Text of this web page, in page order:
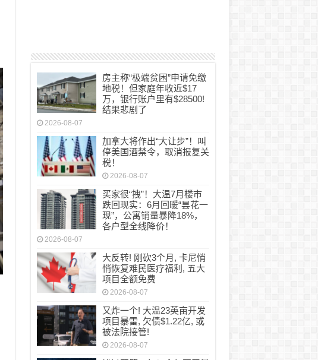
房主称“极端贫困”申请免缴
地税！但家庭年收近$17
万，银行账户里有$28500!
结果悲剧了
2026-08-07
加拿大将作出“大让步”！叫
停美国酒禁令，取消报复关
税！
2026-08-07
买家很“拽”！大温7月楼市
跌回现实：6月回暖“昙花一
现”，公寓销量暴降18%，
各户型全线降价！
2026-08-07
大反转! 刚砍3个月, 卡尼悄
悄恢复难民医疗福利, 五大
项目全额免费
2026-08-07
又炸一个! 大温23英亩开发
项目暴雷, 欠债$1.22亿, 或
被法院接管!
2026-08-07